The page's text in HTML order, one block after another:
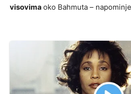
visovima oko Bahmuta –